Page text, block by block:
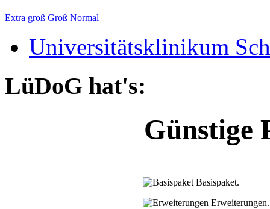
Extra groß Groß Normal
Universitätsklinikum
LüDoG hat's:
Günstige
Basispaket.
Erweiterungen.